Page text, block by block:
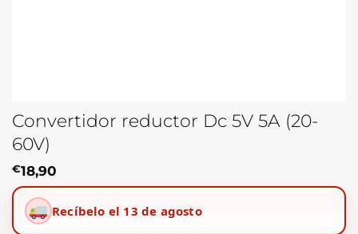
Convertidor reductor Dc 5V 5A (20-
60V)
€18,90
Recíbelo el 13 de agosto